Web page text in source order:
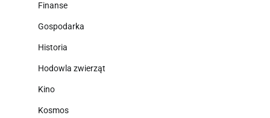
Finanse
Gospodarka
Historia
Hodowla zwierząt
Kino
Kosmos